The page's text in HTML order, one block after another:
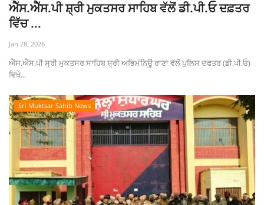
ਐੱਸ.ਐੱਸ.ਪੀ ਸ਼੍ਰੀ ਮੁਕਤਸਰ ਸਾਹਿਬ ਵੱਲੋਂ ਡੀ.ਪੀ.ਓ ਦਫ਼ਤਰ
ਵਿੱਚ ...
Jan 28, 2026
ਐੱਸ.ਐੱਸ.ਪੀ ਸ੍ਰੀ ਮੁਕਤਸਰ ਸਾਹਿਬ ਸ਼੍ਰੀ ਅਭਿਮੰਨਿਊ ਰਾਣਾ ਵੱਲੋਂ ਪੁਲਿਸ ਦਫਤਰ (ਡੀ.ਪੀ.ਓ)
ਵਿਖੇ...
Sri Muktsar Sahib News